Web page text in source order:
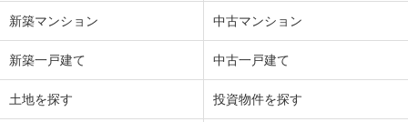
新築マンション 中古マンション
新築一戸建て 中古一戸建て
土地を探す 投資物件を探す